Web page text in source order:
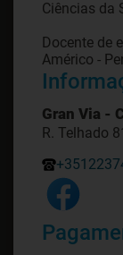
Ciências da
Docente de
Américo -
Gran Via -
R. Telhado